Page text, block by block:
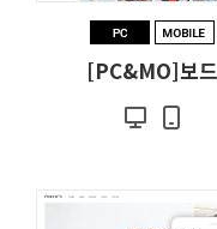
[PC&MO]보드